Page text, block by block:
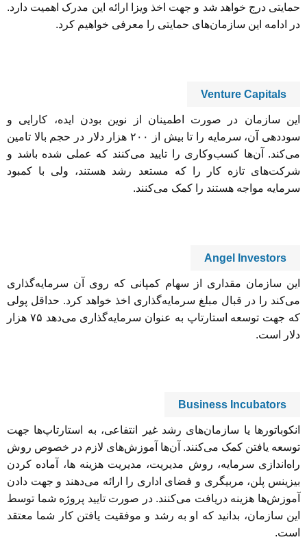
حمایتی درج خواهد شد و جهت اخذ ویزا ارائه این مدرک اهمیت دارد.
در ادامه این سازمان‌های حمایتی را معرفی خواهیم کرد.
Venture Capitals
این سازمان در صورت اطمینان از نوین بودن ایده، کارایی و
سوددهی آن، سرمایه را تا بیش از ۲۰۰ هزار دلار در حجم بالا تامین
می‌کند. آن‌ها کسب‌و‌کاری را تایید می‌کنند که عملی شده باشد و
شرکت‌های تازه کار را که مستعد رشد هستند، ولی با کمبود
سرمایه مواجه هستند را کمک می‌کنند.
Angel Investors
این سازمان مقداری از سهام کمپانی که روی آن سرمایه‌گذاری
می‌کند را در قبال مبلغ سرمایه‌گذاری اخذ خواهد کرد. حداقل پولی
که جهت توسعه استارتاپ به عنوان سرمایه‌گذاری می‌دهد ۷۵ هزار
دلار است.
Business Incubators
انکوباتورها یا سازمان‌های رشد غیر انتفاعی، به استارتاپ‌ها جهت
توسعه یافتن کمک می‌کنند. آن‌ها آموزش‌های لازم در خصوص روش
راه‌اندازی سرمایه، روش مدیریت، مدیریت هزینه ها، آماده کردن
بیزینس پلن، مربیگری و فضای اداری را ارائه می‌دهند و جهت دادن
آموزش‌ها هزینه دریافت می‌کنند. در صورت تایید پروژه شما توسط
این سازمان، بدانید که او به رشد و موفقیت یافتن کار شما معتقد
است.